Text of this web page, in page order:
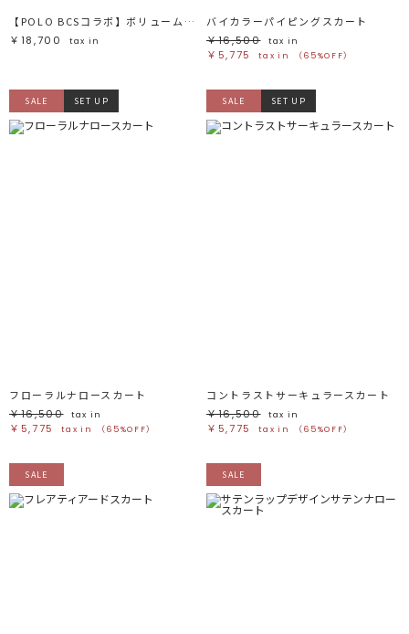
【POLO BCSコラボ】ボリュームマキシサーキュラースカート
￥18,700
tax in
バイカラーパイピングスカート
￥16,500
tax in
￥5,775 tax in （65%OFF）
SALE SET UP
フローラルナロースカート
￥16,500
tax in
￥5,775 tax in （65%OFF）
SALE SET UP
コントラストサーキュラースカート
￥16,500
tax in
￥5,775 tax in （65%OFF）
SALE SALE